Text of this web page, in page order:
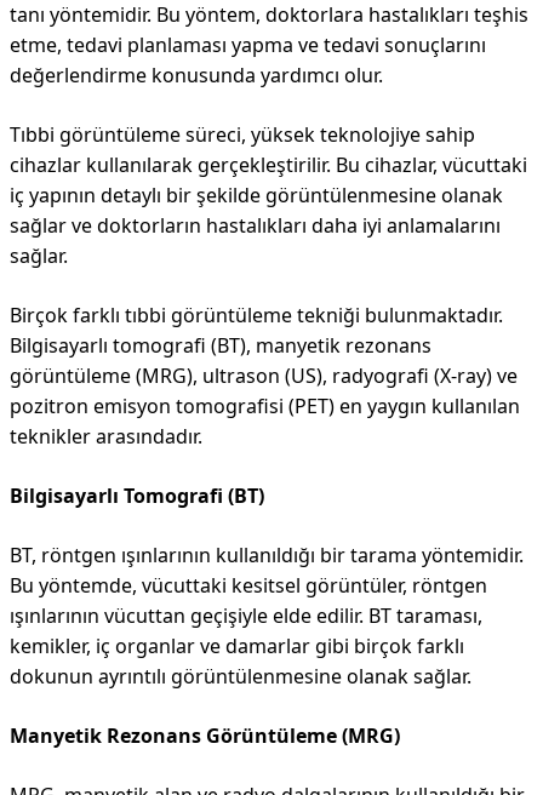
tanı yöntemidir. Bu yöntem, doktorlara hastalıkları teşhis
etme, tedavi planlaması yapma ve tedavi sonuçlarını
değerlendirme konusunda yardımcı olur.
Tıbbi görüntüleme süreci, yüksek teknolojiye sahip
cihazlar kullanılarak gerçekleştirilir. Bu cihazlar, vücuttaki
iç yapının detaylı bir şekilde görüntülenmesine olanak
sağlar ve doktorların hastalıkları daha iyi anlamalarını
sağlar.
Birçok farklı tıbbi görüntüleme tekniği bulunmaktadır.
Bilgisayarlı tomografi (BT), manyetik rezonans
görüntüleme (MRG), ultrason (US), radyografi (X-ray) ve
pozitron emisyon tomografisi (PET) en yaygın kullanılan
teknikler arasındadır.
Bilgisayarlı Tomografi (BT)
BT, röntgen ışınlarının kullanıldığı bir tarama yöntemidir.
Bu yöntemde, vücuttaki kesitsel görüntüler, röntgen
ışınlarının vücuttan geçişiyle elde edilir. BT taraması,
kemikler, iç organlar ve damarlar gibi birçok farklı
dokunun ayrıntılı görüntülenmesine olanak sağlar.
Manyetik Rezonans Görüntüleme (MRG)